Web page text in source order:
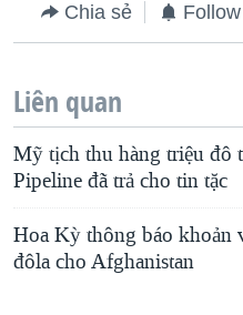
Chia sẻ
Liên quan
Mỹ tịch thu hàng triệu đô
Pipeline đã trả cho tin tặc
Hoa Kỳ thông báo khoản
đôla cho Afghanistan